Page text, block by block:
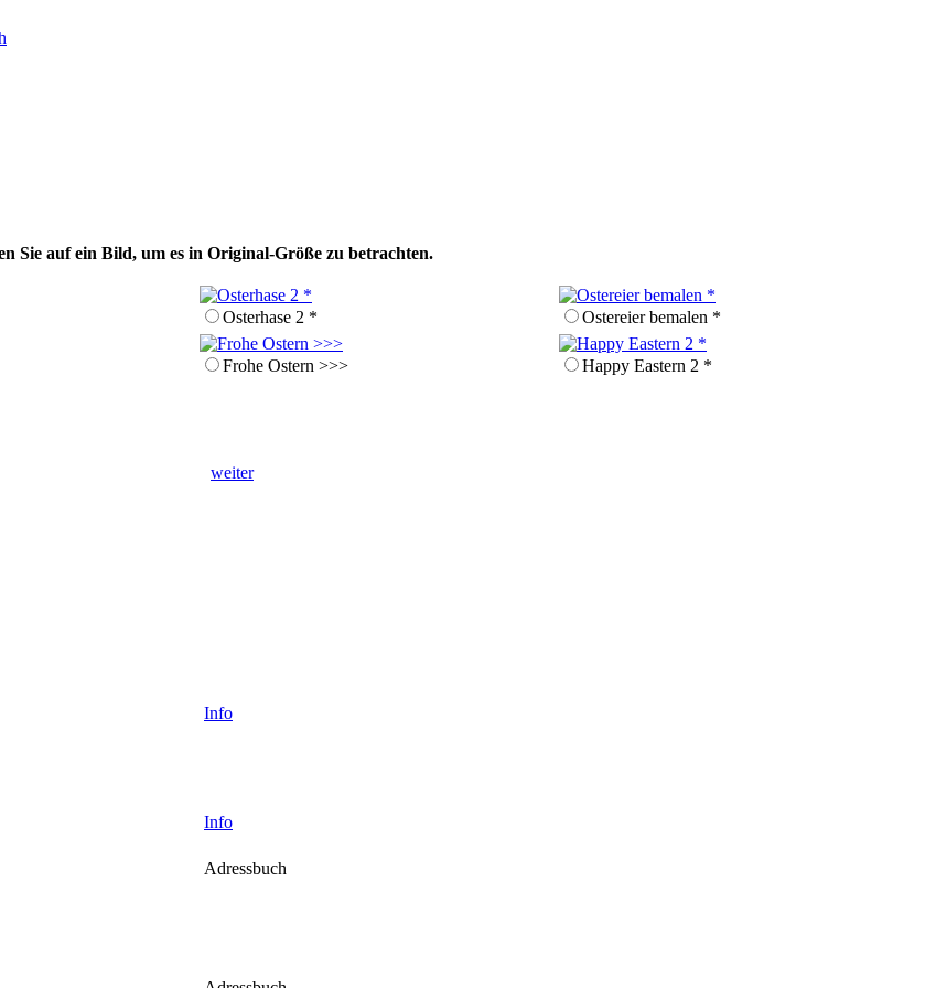
Sie auf ein Bild, um es in Original-Größe zu betrachten.
Osterhase 2 * Ostereier bemalen *
Frohe Ostern >>> Happy Eastern 2 *
weiter
Info
Info
Adressbuch